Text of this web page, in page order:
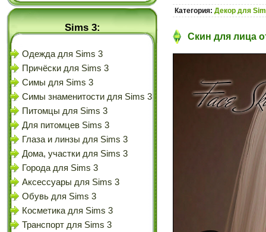
Sims 3:
Одежда для Sims 3
Причёски для Sims 3
Симы для Sims 3
Симы знаменитости для Sims 3
Питомцы для Sims 3
Для питомцев Sims 3
Глаза и линзы для Sims 3
Дома, участки для Sims 3
Города для Sims 3
Аксессуары для Sims 3
Обувь для Sims 3
Косметика для Sims 3
Транспорт для Sims 3
Категория: Декор для
Скин для лица